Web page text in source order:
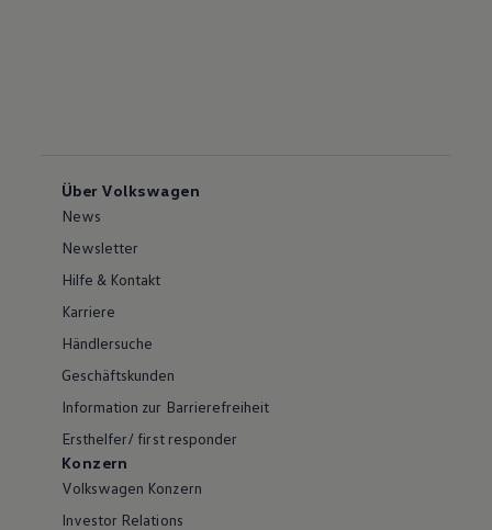
Über Volkswagen
News
Newsletter
Hilfe & Kontakt
Karriere
Händlersuche
Geschäftskunden
Information zur Barrierefreiheit
Ersthelfer/ first responder
Konzern
Volkswagen Konzern
Investor Relations